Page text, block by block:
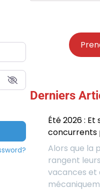
Derniers
Été 2026 : Et
concurrents
Alors que la
rangent
vacances et